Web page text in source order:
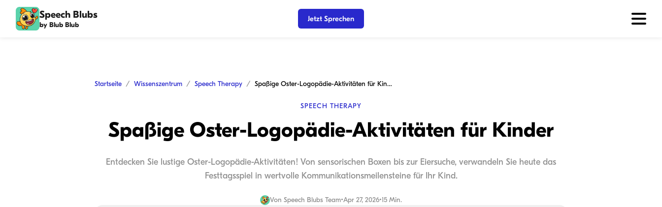
Speech Blubs
by Blub Blub
Jetzt Sprechen
Startseite Wissenszentrum Speech Therapy Spaßige Oster-Logopädie-Aktivitäten für Kinder
SPEECH THERAPY
Spaßige Oster-Logopädie-Aktivitäten für Kinder
Entdecken Sie lustige Oster-Logopädie-Aktivitäten! Von sensorischen Boxen bis zur Eiersuche, verwandeln Sie heute das
Festtagsspiel in wertvolle Kommunikationsmeilensteine für Ihr Kind.
Von Speech Blubs Team•Apr 27, 2026•15 Min.